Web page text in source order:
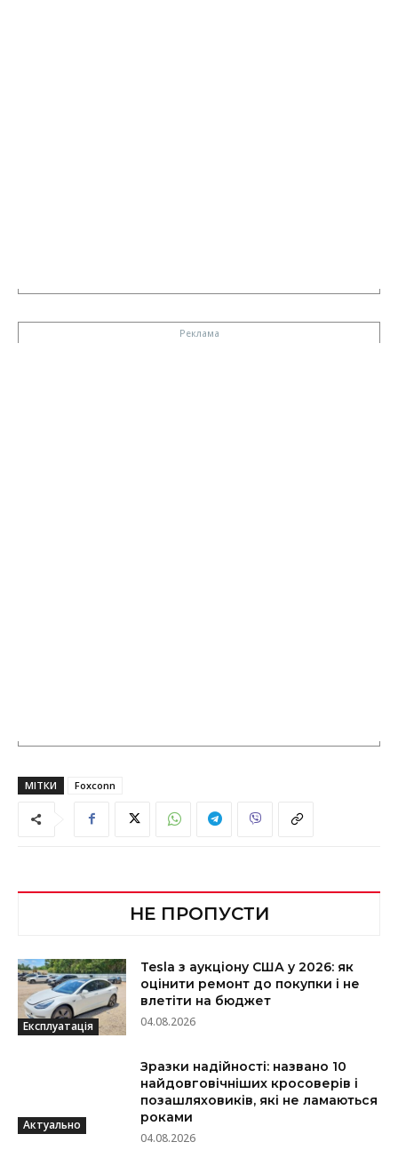
МІТКИ Foxconn
НЕ ПРОПУСТИ
Експлуатація
Tesla з аукціону США у 2026: як
оцінити ремонт до покупки і не
влетіти на бюджет
04.08.2026
Актуально
Зразки надійності: названо 10
найдовговічніших кросоверів і
позашляховиків, які не ламаються
роками
04.08.2026